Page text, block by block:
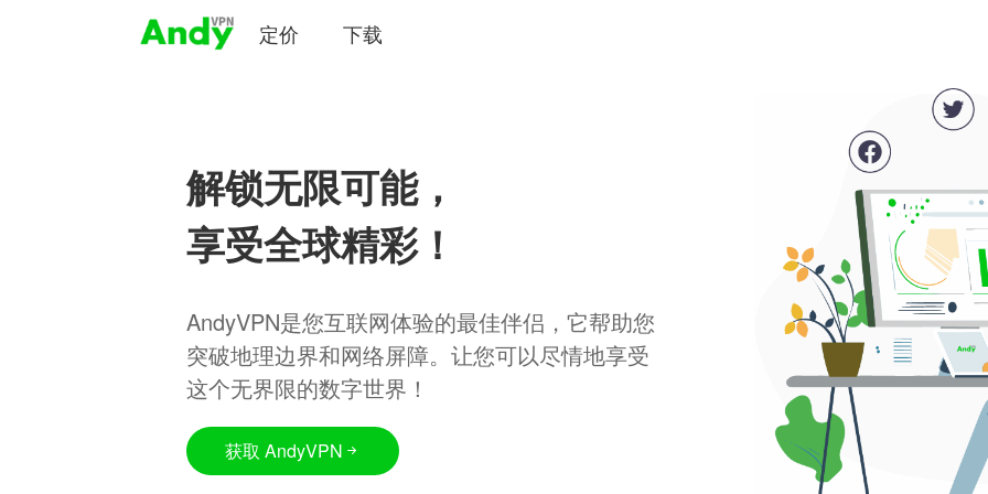
定价 下载
解锁无限可能，
享受全球精彩！
AndyVPN是您互联网体验的最佳伴侣，它帮助您
突破地理边界和网络屏障。让您可以尽情地享受
这个无界限的数字世界！
获取 AndyVPN